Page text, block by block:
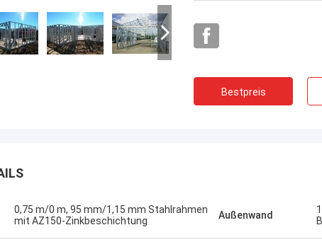
Bestpreis
0,75 m/0 m, 95 mm/1,15 mm Stahlrahmen
mit AZ150-Zinkbeschichtung
Außenwand